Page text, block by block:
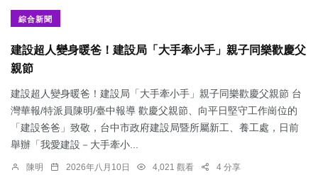
綜合新聞
建設超人變身暖爸！建設局「大手牽小手」親子同樂歡慶父
親節
建設超人變身暖爸！建設局「大手牽小手」親子同樂歡慶父親節 台
灣華報/特派員陳明/臺中報導 歡慶父親節、向平日堅守工作崗位的
「建設爸爸」致敬，台中市政府建設局暨所屬新工、養工處，日前
舉辦「我愛建設－大手牽小...
陳明 2026年八月10日 4,021 觀看 4 分享